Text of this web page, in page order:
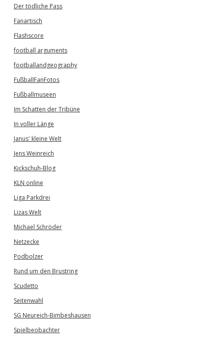
Der tödliche Pass
Fanartisch
Flashscore
football arguments
footballandgeography
FußballFanFotos
Fußballmuseen
Im Schatten der Tribüne
In voller Länge
Janus' kleine Welt
Jens Weinreich
Kickschuh-Blog
KLN online
Liga Parkdrei
Lizas Welt
Michael Schröder
Netzecke
Podbolzer
Rund um den Brustring
Scudetto
Seitenwahl
SG Neureich-Bimbeshausen
Spielbeobachter